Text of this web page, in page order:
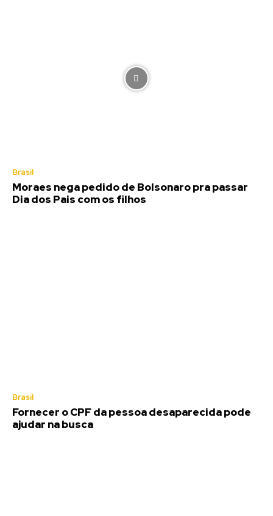
Brasil
Moraes nega pedido de Bolsonaro pra passar
Dia dos Pais com os filhos
Brasil
Fornecer o CPF da pessoa desaparecida pode
ajudar na busca